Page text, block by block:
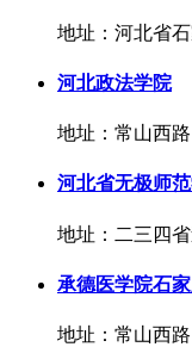
地址：河北省
河北政法学院
地址：常山西路
河北省无极师
地址：二三四
承德医学院石
地址：常山西路